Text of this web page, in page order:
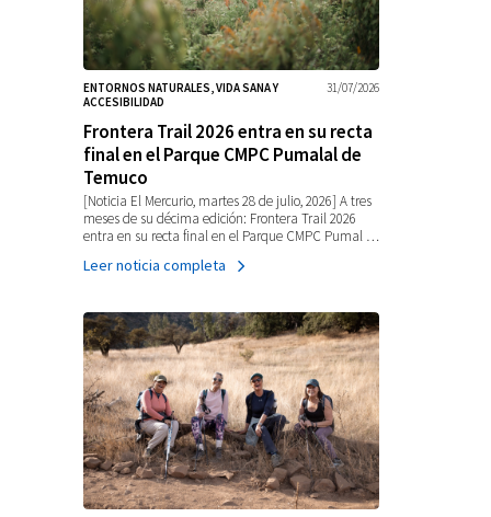
31/07/2026
ENTORNOS NATURALES, VIDA SANA Y
ACCESIBILIDAD
Frontera Trail 2026 entra en su recta
final en el Parque CMPC Pumalal de
Temuco
[Noticia El Mercurio, martes 28 de julio, 2026] A tres
meses de su décima edición: Frontera Trail 2026
entra en su recta final en el Parque CMPC Pumal …
Leer noticia completa